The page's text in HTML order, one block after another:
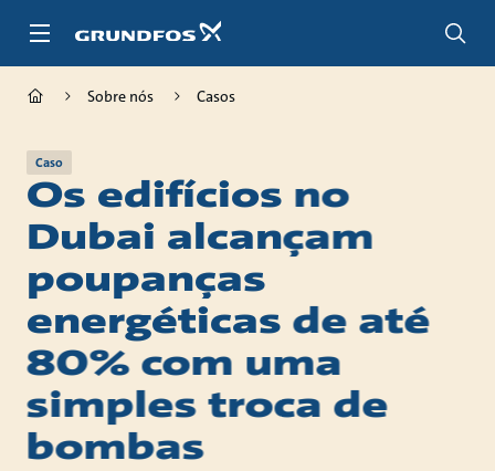
para
Sobre nós Casos
Caso
Os edifícios no
Dubai alcançam
poupanças
energéticas de até
80% com uma
simples troca de
bombas